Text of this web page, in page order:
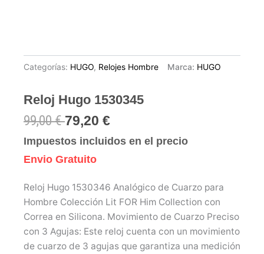
Categorías: HUGO, Relojes Hombre Marca: HUGO
Reloj Hugo 1530345
99,00€ 79,20 €
Impuestos incluidos en el precio
Envio Gratuito
Reloj Hugo 1530346 Analógico de Cuarzo para
Hombre Colección Lit FOR Him Collection con
Correa en Silicona. Movimiento de Cuarzo Preciso
con 3 Agujas: Este reloj cuenta con un movimiento
de cuarzo de 3 agujas que garantiza una medición